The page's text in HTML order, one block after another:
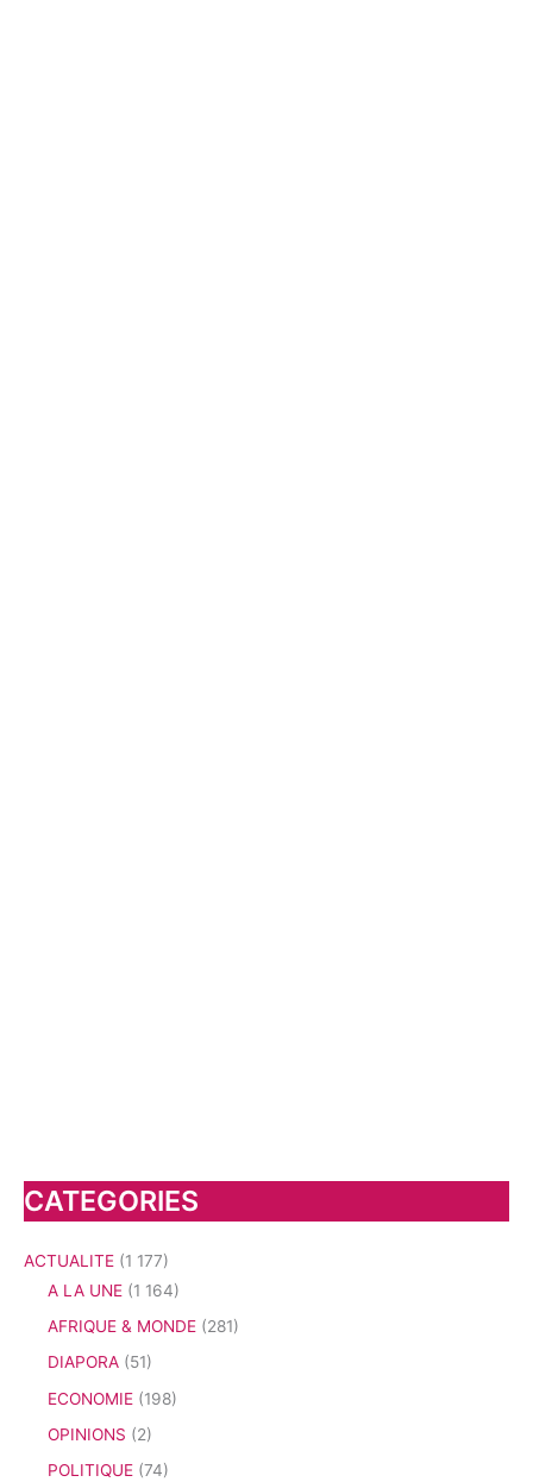
CATEGORIES
ACTUALITE (1 177)
A LA UNE (1 164)
AFRIQUE & MONDE (281)
DIAPORA (51)
ECONOMIE (198)
OPINIONS (2)
POLITIQUE (74)